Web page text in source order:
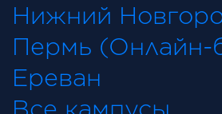
Нижний
Пермь (Онлайн-
Ереван